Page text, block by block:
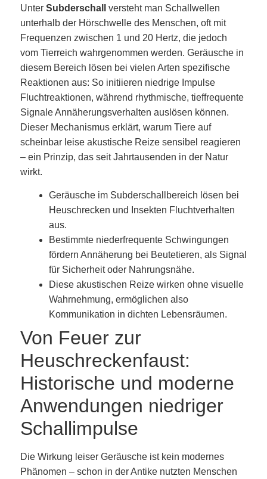
Unter Subderschall
versteht man Schallwellen
unterhalb der Hörschwelle des Menschen, oft mit
Frequenzen zwischen 1 und 20 Hertz, die jedoch
vom Tierreich wahrgenommen werden. Geräusche in
diesem Bereich lösen bei vielen Arten spezifische
Reaktionen aus: So initiieren niedrige Impulse
Fluchtreaktionen, während rhythmische, tieffrequente
Signale Annäherungsverhalten auslösen können.
Dieser Mechanismus erklärt, warum Tiere auf
scheinbar leise akustische Reize sensibel reagieren
– ein Prinzip, das seit Jahrtausenden in der Natur
wirkt.
Geräusche im Subderschallbereich lösen bei
Heuschrecken und Insekten Fluchtverhalten
aus.
Bestimmte niederfrequente Schwingungen
fördern Annäherung bei Beutetieren, als Signal
für Sicherheit oder Nahrungsnähe.
Diese akustischen Reize wirken ohne visuelle
Wahrnehmung, ermöglichen also
Kommunikation in dichten Lebensräumen.
Von Feuer zur
Heuschreckenfaust:
Historische und moderne
Anwendungen niedriger
Schallimpulse
Die Wirkung leiser Geräusche ist kein modernes
Phänomen – schon in der Antike nutzten Menschen